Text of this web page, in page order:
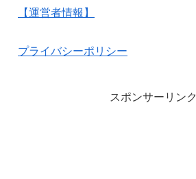
【運営者情報】
プライバシーポリシー
スポンサーリンク